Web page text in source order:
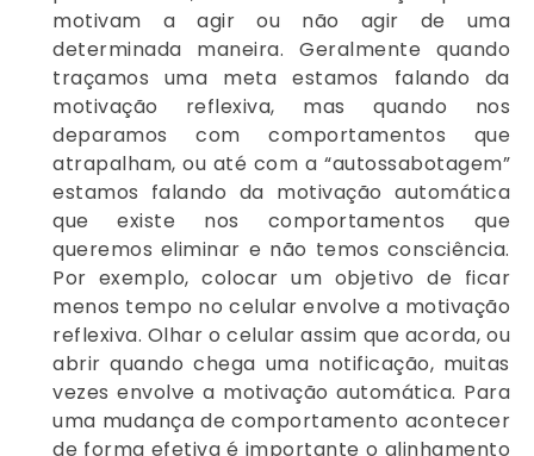
motivam a agir ou não agir de uma
determinada maneira. Geralmente quando
traçamos uma meta estamos falando da
motivação reflexiva, mas quando nos
deparamos com comportamentos que
atrapalham, ou até com a “autossabotagem”
estamos falando da motivação automática
que existe nos comportamentos que
queremos eliminar e não temos consciência.
Por exemplo, colocar um objetivo de ficar
menos tempo no celular envolve a motivação
reflexiva. Olhar o celular assim que acorda, ou
abrir quando chega uma notificação, muitas
vezes envolve a motivação automática. Para
uma mudança de comportamento acontecer
de forma efetiva é importante o alinhamento